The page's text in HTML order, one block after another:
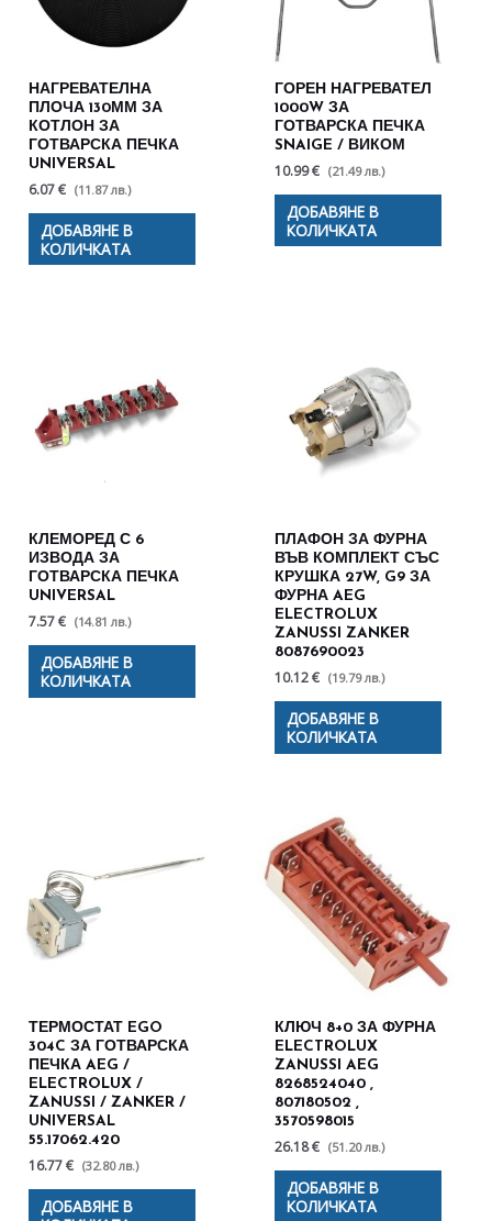
НАГРЕВАТЕЛНА
ПЛОЧА 130ММ ЗА
КОТЛОН ЗА
ГОТВАРСКА ПЕЧКА
UNIVERSAL
6.07 € (11.87 лв.)
ДОБАВЯНЕ В
КОЛИЧКАТА
ГОРЕН НАГРЕВАТЕЛ
1000W ЗА
ГОТВАРСКА ПЕЧКА
SNAIGE / ВИКОМ
10.99 € (21.49 лв.)
ДОБАВЯНЕ В
КОЛИЧКАТА
КЛЕМОРЕД С 6
ИЗВОДА ЗА
ГОТВАРСКА ПЕЧКА
UNIVERSAL
7.57 € (14.81 лв.)
ДОБАВЯНЕ В
КОЛИЧКАТА
ПЛАФОН ЗА ФУРНА
ВЪВ КОМПЛЕКТ СЪС
КРУШКА 27W, G9 ЗА
ФУРНА AEG
ELECTROLUX
ZANUSSI ZANKER
8087690023
10.12 € (19.79 лв.)
ДОБАВЯНЕ В
КОЛИЧКАТА
ТЕРМОСТАТ EGO
304C ЗА ГОТВАРСКА
ПЕЧКА AEG /
ELECTROLUX /
ZANUSSI / ZANKER /
UNIVERSAL
55.17062.420
16.77 € (32.80 лв.)
ДОБАВЯНЕ В
КЛЮЧ 8+0 ЗА ФУРНА
ELECTROLUX
ZANUSSI AEG
8268524040 ,
807180502 ,
3570598015
26.18 € (51.20 лв.)
ДОБАВЯНЕ В
КОЛИЧКАТА